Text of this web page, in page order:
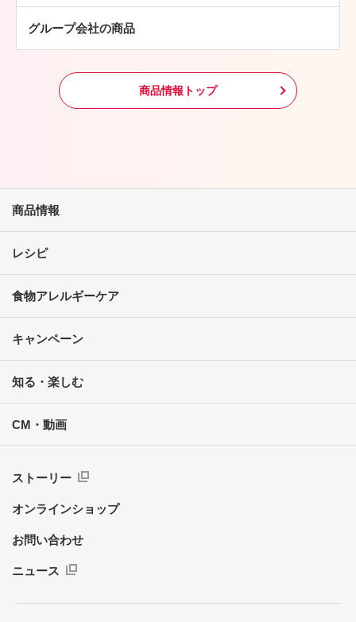
常温食品
冷凍食品
その他
グループ会社の商品
商品情報トップ
商品情報
レシピ
食物アレルギーケア
キャンペーン
知る・楽しむ
CM・動画
ストーリー
オンラインショップ
お問い合わせ
ニュース